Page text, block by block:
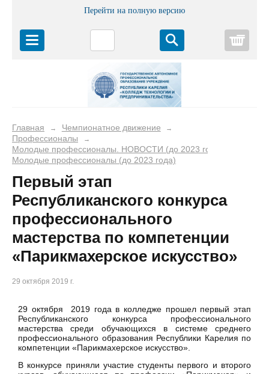
Перейти на полную версию
Главная → Чемпионатное движение →
Профессионалы →
Молодые профессионалы. НОВОСТИ (до 2023 года)
Молодые профессионалы (до 2023 года)
Первый этап
Республиканского конкурса
профессионального
мастерства по компетенции
«Парикмахерское искусство»
29 октября 2019 г.
29 октября 2019 года в колледже прошел первый этап
Республиканского конкурса профессионального
мастерства среди обучающихся в системе среднего
профессионального образования Республики Карелия по
компетенции «Парикмахерское искусство».
В конкурсе приняли участие студенты первого и второго